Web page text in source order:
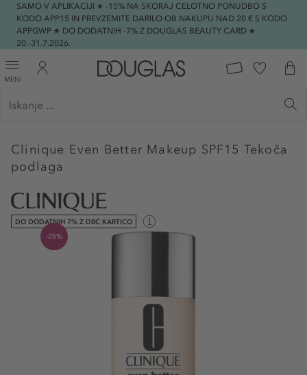
SAMO V APLIKACIJI ★ -15% NA SKORAJ CELOTNO PONUDBO S
KODO APP15 IN PREVZEMITE DARILO OB NAKUPU NAD 20 € S KODO
APPGWP ★ DO DODATNIH -7% Z DOUGLAS BEAUTY CARD ★
20.-31.7.2026.
MENI
Clinique Even Better Makeup SPF15 Tekoča
podlaga
DO DODATNIH 7% Z DBC KARTICO
-25%